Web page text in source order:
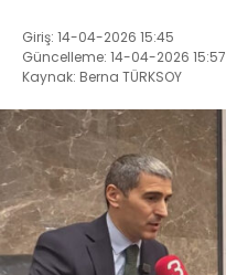
Giriş: 14-04-2026 15:45
Güncelleme: 14-04-2026 15:57
Kaynak: Berna TÜRKSOY